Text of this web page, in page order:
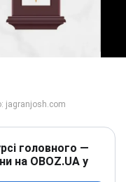
головного —
на OBOZ.UA у